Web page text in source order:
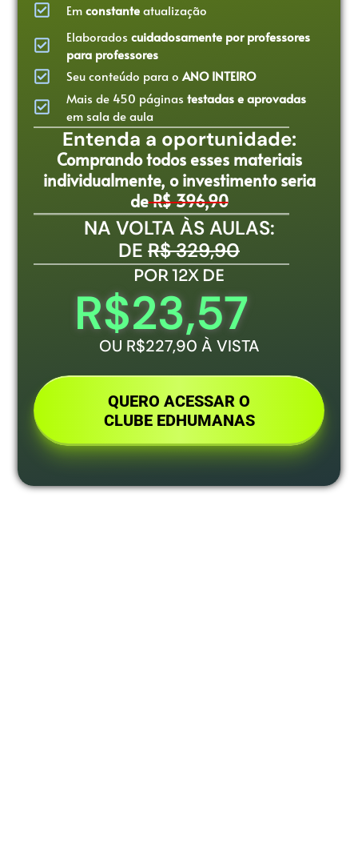
Emconstanteatualização
Elaborados cuidadosamente por professores
para professores
Seu conteúdo para oANO INTEIRO
Mais de 450 páginas testadas e aprovadas
em sala de aula
Entenda a oportunidade:
Comprando todos esses materiais
individualmente, o investimento seria
deR$ 396,90
NA VOLTA ÀS AULAS:
DE R$ 329,90
POR 12X DE
R$23,57
OU R$227,90 À VISTA
QUERO ACESSAR O
CLUBE EDHUMANAS